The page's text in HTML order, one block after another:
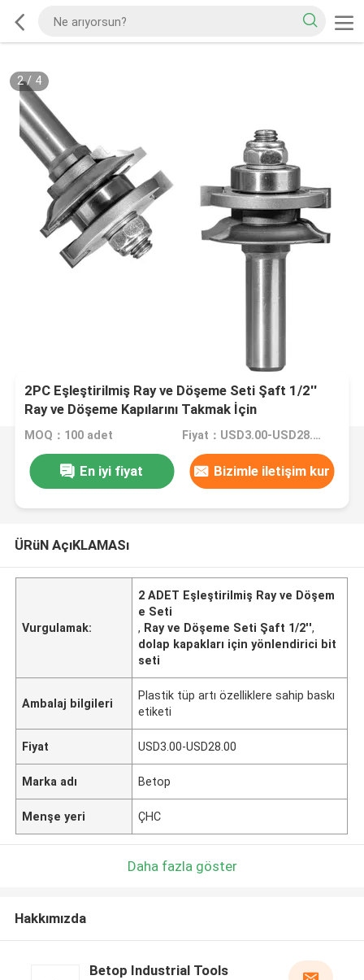
2/ 4
2PC Eşleştirilmiş Ray ve Döşeme Seti Şaft 1/2''
Ray ve Döşeme Kapılarını Takmak İçin
MOQ：100 adet Fiyat：USD3.00-USD28.00
En iyi fiyat Bizimle iletişim kur
ÜRüN AçıKLAMASı
Vurgulamak:
2 ADET Eşleştirilmiş Ray ve Döşem
e Seti
, Ray ve Döşeme Seti Şaft 1/2'',
dolap kapakları için yönlendirici bit
seti
Ambalaj bilgileri
Plastik tüp artı özelliklere sahip baskı
etiketi
Fiyat USD3.00-USD28.00
Marka adı Betop
Menşe yeri ÇHC
Daha fazla göster
Hakkımızda
Betop Industrial Tools